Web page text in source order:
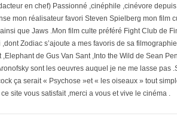
en chef) Passionné ,cinéphile ,cinévore
mon réalisateur favori Steven Spielberg mon film
que Jaws .Mon film culte préféré Fight Club de
Zodiac s’ajoute a mes favoris de sa
de Gus Van Sant ,Into the Wild de Sean
sont les oeuvres auquel je ne me lasse pas
ça serait « Psychose »et « les oiseaux » tout
site vous satisfait ,merci a vous et vive le cinéma .